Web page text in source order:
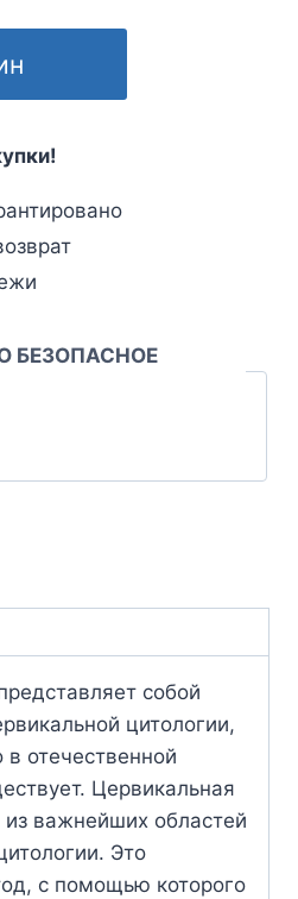
БЕЗОПАСНОЕ
собой
цитологии,
в отечественной
Цервикальная
важнейших областей
Это
с помощью которого